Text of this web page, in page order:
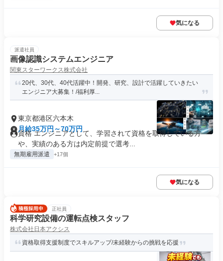
気になる
派遣社員
画像認識システムエンジニア
関東スターワークス株式会社
20代、30代、40代活躍中！開発、研究、設計で活躍していきたい
エンジニア大募集！/福利厚...
東京都港区六本木
月給35万円～70万円
資格 エンジニアとして、学習されて資格を取得している方
や、実績のある方は内定前提で選考...
無期雇用派遣 +17個
気になる
正社員
科学研究設備の運転点検スタッフ
株式会社日本アクシス
資格取得支援制度でスキルアップ/未経験からの挑戦を応援